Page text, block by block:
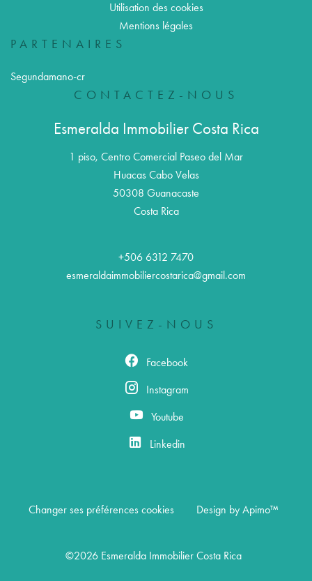
Utilisation des cookies
Mentions légales
PARTENAIRES
Segundamano-cr
CONTACTEZ-NOUS
Esmeralda Immobilier Costa Rica
1 piso, Centro Comercial Paseo del Mar
Huacas Cabo Velas
50308 Guanacaste
Costa Rica
+506 6312 7470
esmeraldaimmobiliercostarica@gmail.com
SUIVEZ-NOUS
Facebook
Instagram
Youtube
Linkedin
Changer ses préférences cookies Design by Apimo™
©2026 Esmeralda Immobilier Costa Rica